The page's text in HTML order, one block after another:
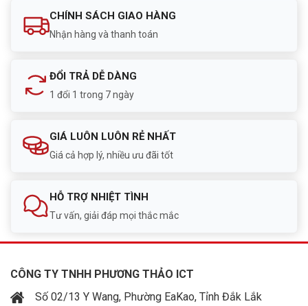
CHÍNH SÁCH GIAO HÀNG
Nhận hàng và thanh toán
ĐỔI TRẢ DỄ DÀNG
1 đổi 1 trong 7 ngày
GIÁ LUÔN LUÔN RẺ NHẤT
Giá cả hợp lý, nhiều ưu đãi tốt
HỖ TRỢ NHIỆT TÌNH
Tư vấn, giải đáp mọi thắc mắc
CÔNG TY TNHH PHƯƠNG THẢO ICT
Số 02/13 Y Wang, Phường EaKao, Tỉnh Đắk Lắk